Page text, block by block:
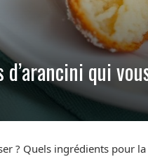
d’arancini qui
? Quels ingrédients pour